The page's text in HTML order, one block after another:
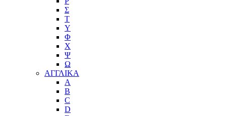
Σ
Τ
Υ
Φ
Χ
Ψ
Ω
ΑΓΓΛΙΚΑ
A
B
C
D